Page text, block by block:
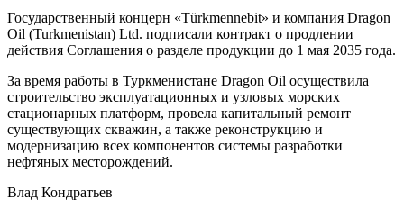
Государственный концерн «Türkmennebit» и компания Dragon
Oil (Turkmenistan) Ltd. подписали контракт о продлении
действия Соглашения о разделе продукции до 1 мая 2035 года.
За время работы в Туркменистане Dragon Oil осуществила
строительство эксплуатационных и узловых морских
стационарных платформ, провела капитальный ремонт
существующих скважин, а также реконструкцию и
модернизацию всех компонентов системы разработки
нефтяных месторождений.
Влад Кондратьев